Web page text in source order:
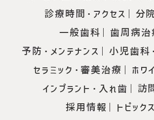
診療時間・アクセス
分
一般歯科
歯周病治
予防・メンテナンス
小児歯科
セラミック・審美治療
ホワ
インプラント・入れ歯
訪
採用情報
トピックス